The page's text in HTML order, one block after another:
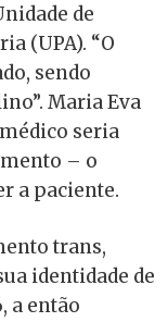
de
(UPA). “O
sendo
Maria Eva
seria
– o
a paciente.
trans,
identidade de
a então